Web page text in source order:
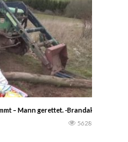
– Mann gerettet. -Brandaktuell-
5628